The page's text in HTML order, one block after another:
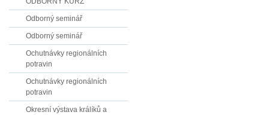
Odborný seminář
Odborný seminář
Ochutnávky regionálních
potravin
Ochutnávky regionálních
potravin
Okresní výstava králíků a